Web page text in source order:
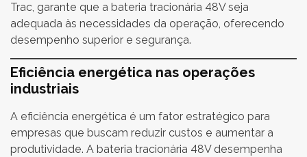
Trac, garante que a bateria tracionária 48V seja
adequada às necessidades da operação, oferecendo
desempenho superior e segurança.
Eficiência energética nas operações
industriais
A eficiência energética é um fator estratégico para
empresas que buscam reduzir custos e aumentar a
produtividade. A bateria tracionária 48V desempenha